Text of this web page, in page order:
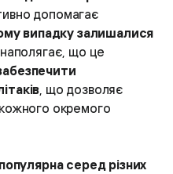
допомагає
випадку залишалися
наполягає, що це
, що дозволяє
окремого
популярна серед різних